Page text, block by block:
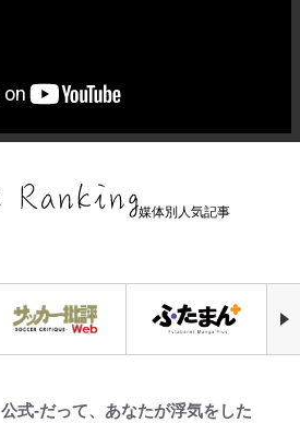
媒体別人気記事
公式-だって、あなたが浮気をした
｢お土産最高すぎ笑｣｢どうやって入
ファミマと『VIVANT』第2シーズ
錦織一清の写真集はなぜ私服なの
「危ない」「やめて」第1子妊娠中
荒々しい「火山帯」の一端にいるこ
でっかい男になりたいゾ
空の轍と大地の雲と 第1回